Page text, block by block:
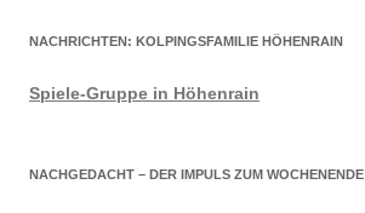
NACHRICHTEN: KOLPINGSFAMILIE HÖHENRAIN
Spiele-Gruppe in Höhenrain
NACHGEDACHT – DER IMPULS ZUM WOCHENENDE